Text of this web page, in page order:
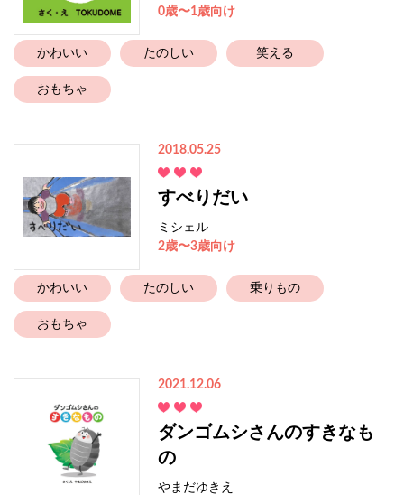
0歳〜1歳向け
かわいい たのしい 笑える
おもちゃ
2018.05.25
すべりだい
ミシェル
2歳〜3歳向け
かわいい たのしい 乗りもの
おもちゃ
2021.12.06
ダンゴムシさんのすきなも
の
やまだゆきえ